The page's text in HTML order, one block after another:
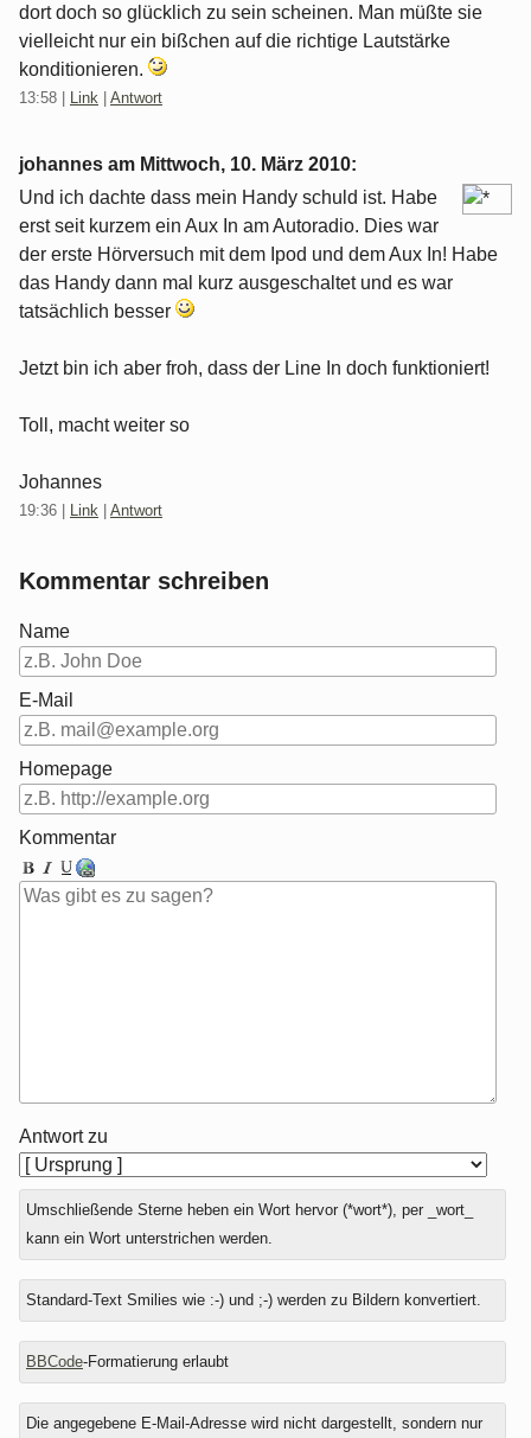
dort doch so glücklich zu sein scheinen. Man müßte sie
vielleicht nur ein bißchen auf die richtige Lautstärke
konditionieren.
13:58 Link Antwort
johannes am Mittwoch, 10. März 2010:
Und ich dachte dass mein Handy schuld ist. Habe
erst seit kurzem ein Aux In am Autoradio. Dies war
der erste Hörversuch mit dem Ipod und dem Aux In! Habe
das Handy dann mal kurz ausgeschaltet und es war
tatsächlich besser
Jetzt bin ich aber froh, dass der Line In doch funktioniert!
Toll, macht weiter so
Johannes
19:36 Link Antwort
Kommentar schreiben
Name
E-Mail
Homepage
Kommentar
Antwort zu
Umschließende Sterne heben ein Wort hervor (*wort*), per _wort_
kann ein Wort unterstrichen werden.
Standard-Text Smilies wie :-) und ;-) werden zu Bildern konvertiert.
BBCode-Formatierung erlaubt
Die angegebene E-Mail-Adresse wird nicht dargestellt, sondern nur